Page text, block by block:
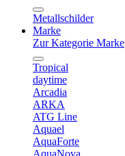
Metallschilder
Marke
Zur Kategorie Marke
Tropical
daytime
Arcadia
ARKA
ATG Line
Aquael
AquaForte
AquaNova